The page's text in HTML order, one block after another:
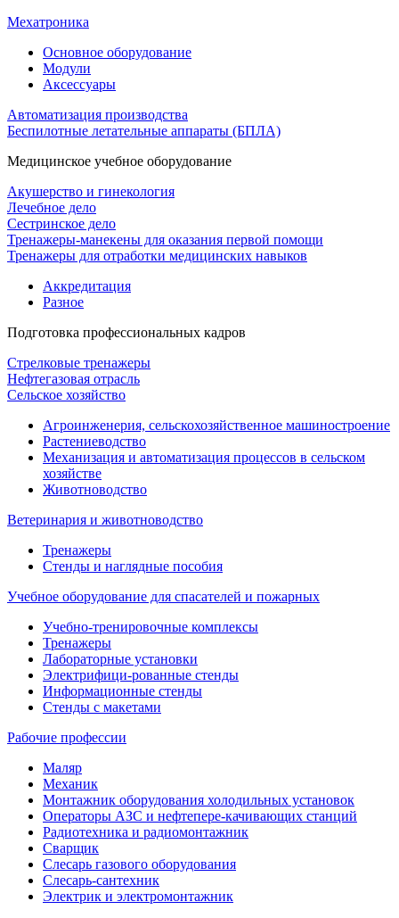
Мехатроника
Основное оборудование
Модули
Аксессуары
Автоматизация производства
Беспилотные летательные аппараты (БПЛА)
Медицинское учебное оборудование
Акушерство и гинекология
Лечебное дело
Сестринское дело
Тренажеры-манекены для оказания первой помощи
Тренажеры для отработки медицинских навыков
Аккредитация
Разное
Подготовка профессиональных кадров
Стрелковые тренажеры
Нефтегазовая отрасль
Сельское хозяйство
Агроинженерия, сельскохозяйственное машиностроение
Растениеводство
Механизация и автоматизация процессов в сельском
хозяйстве
Животноводство
Ветеринария и животноводство
Тренажеры
Стенды и наглядные пособия
Учебное оборудование для спасателей и пожарных
Учебно-тренировочные комплексы
Тренажеры
Лабораторные установки
Электрифици-рованные стенды
Информационные стенды
Стенды с макетами
Рабочие профессии
Маляр
Механик
Монтажник оборудования холодильных установок
Операторы АЗС и нефтепере-качивающих станций
Радиотехника и радиомонтажник
Сварщик
Слесарь газового оборудования
Слесарь-сантехник
Электрик и электромонтажник